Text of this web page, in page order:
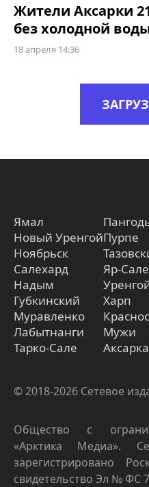
Жители Аксарки
без холодной
18 апреля 14:36
Ямал
Новый Уренгой
Ноябрьск
Салехард
Надым
Губкинский
Муравленко
Лабытнанги
Тарко-Сале
Пурпе
Яр-Сале
Харп
Мужи
Аксарка
© 2018-2026 Сетевое
Общество с
«Арктика Медиа».
зарегистрировано
свидетельство Эл № ФС